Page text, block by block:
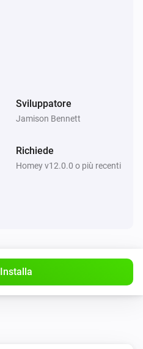
Sviluppatore
Jamison Bennett
Richiede
Homey v12.0.0 o più recenti
Installa